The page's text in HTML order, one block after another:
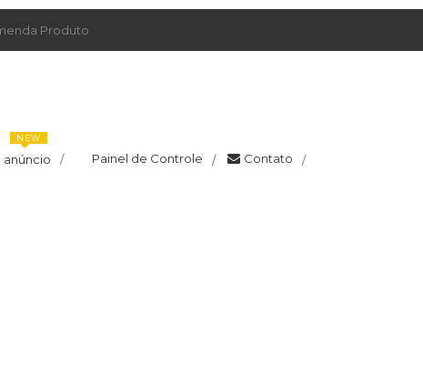
Produto
anúncio /
NEW
Painel de Controle / Contato /